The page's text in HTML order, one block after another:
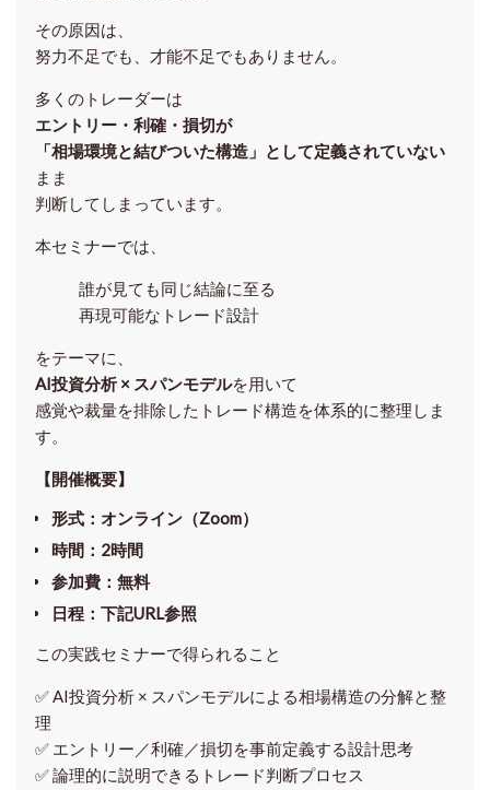
その原因は、
努力不足でも、才能不足でもありません。
多くのトレーダーは
エントリー・利確・損切が
「相場環境と結びついた構造」として定義されていない
まま
判断してしまっています。
本セミナーでは、
誰が見ても同じ結論に至る
再現可能なトレード設計
をテーマに、
AI投資分析 × スパンモデルを用いて
感覚や裁量を排除したトレード構造を体系的に整理しま
す。
【開催概要】
形式：オンライン（Zoom）
時間：2時間
参加費：無料
日程：下記URL参照
この実践セミナーで得られること
✅ AI投資分析 × スパンモデルによる相場構造の分解と整
理
✅ エントリー／利確／損切を事前定義する設計思考
✅ 論理的に説明できるトレード判断プロセス